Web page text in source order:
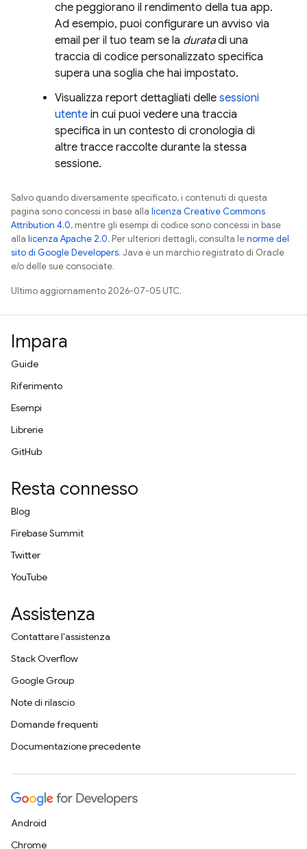
che peggiorano il rendimento della tua app.
Ad esempio, puoi configurare un avviso via
email per il tuo team se la duratadi una
traccia di codice personalizzato specifica
supera una soglia che hai impostato.
Visualizza report dettagliati delle sessioni
utente in cui puoi vedere una traccia
specifica in un contesto di cronologia di
altre tracce raccolte durante la stessa
sessione.
Salvo quando diversamente specificato, i contenuti di questa
pagina sono concessi in base alla licenza Creative Commons
Attribution 4.0, mentre gli esempi di codice sono concessi in base
alla licenza Apache 2.0. Per ulteriori dettagli, consulta lenorme del
sito di Google Developers. Java è un marchio registrato di Oracle
e/o delle sue consociate.
Ultimo aggiornamento 2026-07-05 UTC.
Impara
Guide
Riferimento
Esempi
Librerie
GitHub
Resta connesso
Blog
Firebase Summit
Twitter
YouTube
Assistenza
Contattare l'assistenza
Stack Overflow
Google Group
Note di rilascio
Domande frequenti
Documentazione precedente
Android
Chrome